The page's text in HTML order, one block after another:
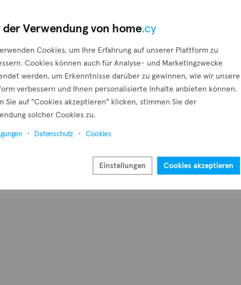
Benachrichtigung erstellen
der Verwendung von home.cy
Cookies, um Ihre Erfahrung auf unserer Plattform zu
Cookies können auch für Analyse- und Marketingzwecke
werden, um Erkenntnisse darüber zu gewinnen, wie wir unsere
verbessern und Ihnen personalisierte Inhalte anbieten können.
Sie auf "Cookies akzeptieren" klicken, stimmen Sie der
solcher Cookies zu.
Datenschutz Cookies
Einstellungen Cookies akzeptieren